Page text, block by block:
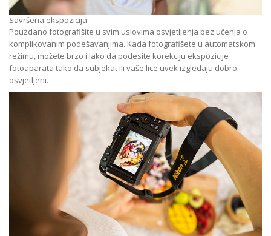
Savršena ekspozicija
Pouzdano fotografišite u svim uslovima osvjetljenja bez učenja o
komplikovanim podešavanjima. Kada fotografišete u automatskom
režimu, možete brzo i lako da podesite korekciju ekspozicije
fotoaparata tako da subjekat ili vaše lice uvek izgledaju dobro
osvjetljeni.